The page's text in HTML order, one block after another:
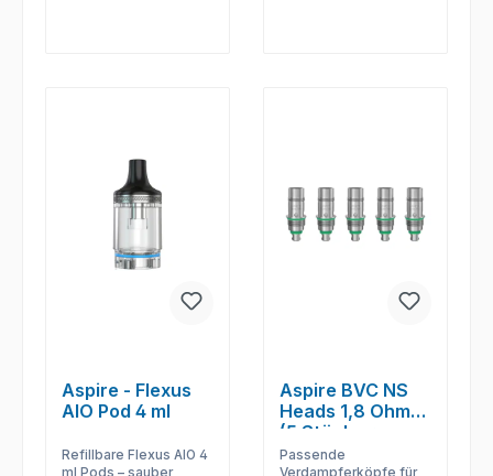
Aspire - Flexus
AIO Pod 4 ml
Refillbare Flexus AIO 4
ml Pods – sauber
Aspire BVC NS
Heads 1,8 Ohm
(5 Stück pro
Packung)
Passende
Verdampferköpfe für